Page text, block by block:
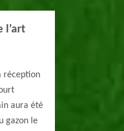
l’art
réception
aura été
gazon le